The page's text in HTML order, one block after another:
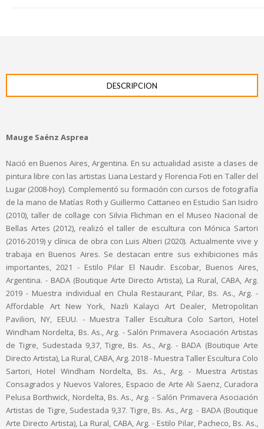
DESCRIPCION
Mauge Saénz Asprea
Nació en Buenos Aires, Argentina. En su actualidad asiste a clases de
pintura libre con las artistas Liana Lestard y Florencia Foti en Taller del
Lugar (2008-hoy). Complementó su formación con cursos de fotografía
de la mano de Matías Roth y Guillermo Cattaneo en Estudio San Isidro
(2010), taller de collage con Silvia Flichman en el Museo Nacional de
Bellas Artes (2012), realizó el taller de escultura con Mónica Sartori
(2016-2019) y clínica de obra con Luis Altieri (2020). Actualmente vive y
trabaja en Buenos Aires. Se destacan entre sus exhibiciones más
importantes, 2021 - Estilo Pilar El Naudir. Escobar, Buenos Aires,
Argentina. - BADA (Boutique Arte Directo Artista), La Rural, CABA, Arg.
2019 - Muestra individual en Chula Restaurant, Pilar, Bs. As., Arg. -
Affordable Art New York, Nazli Kalayci Art Dealer, Metropolitan
Pavilion, NY, EEUU. - Muestra Taller Escultura Colo Sartori, Hotel
Windham Nordelta, Bs. As., Arg. - Salón Primavera Asociación Artistas
de Tigre, Sudestada 9,37, Tigre, Bs. As., Arg. - BADA (Boutique Arte
Directo Artista), La Rural, CABA, Arg. 2018 - Muestra Taller Escultura Colo
Sartori, Hotel Windham Nordelta, Bs. As., Arg. - Muestra Artistas
Consagrados y Nuevos Valores, Espacio de Arte Ali Saenz, Curadora
Pelusa Borthwick, Nordelta, Bs. As., Arg. - Salón Primavera Asociación
Artistas de Tigre, Sudestada 9,37. Tigre, Bs. As., Arg. - BADA (Boutique
Arte Directo Artista), La Rural, CABA, Arg. - Estilo Pilar, Pacheco, Bs. As.,